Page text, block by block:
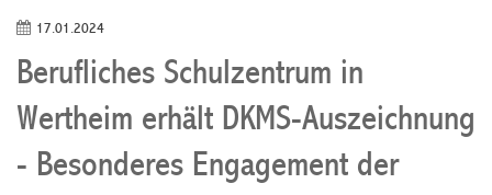
17.01.2024
Berufliches Schulzentrum in
Wertheim erhält DKMS-Auszeichnung
- Besonderes Engagement der